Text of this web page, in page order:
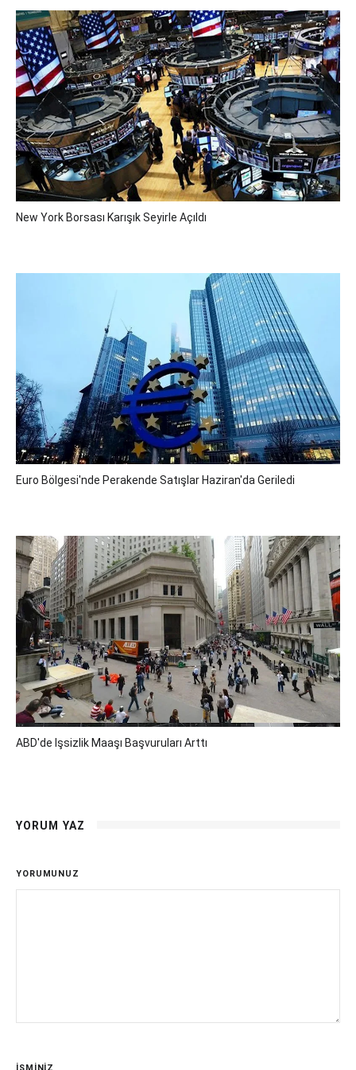
New York Borsası Karışık Seyirle Açıldı
Euro Bölgesi'nde Perakende Satışlar Haziran'da Geriledi
ABD'de Işsizlik Maaşı Başvuruları Arttı
YORUM YAZ
YORUMUNUZ